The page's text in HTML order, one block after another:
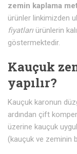
zemin kaplama
ürünler linkimizden
fiyatlarıürünlerin
göstermektedir.
Kauçuk
yapılır?
Kauçuk karonun
ardından çift
üzerine kauçuk
(kauçuk ve zeminin